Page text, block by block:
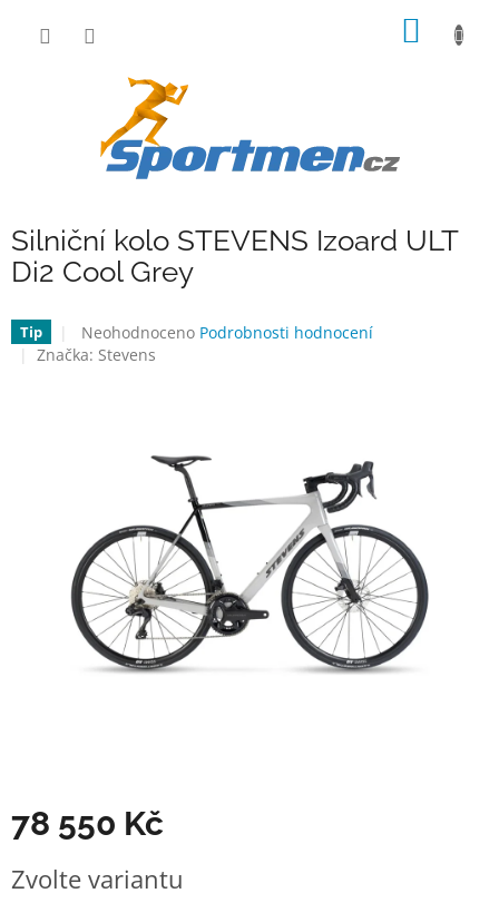
Silniční kolo STEVENS Izoard ULT
Di2 Cool Grey
Tip
Průměrné
hodnocení
Neohodnoceno Podrobnosti hodnocení
Značka: Stevens
78 550 Kč
cena:
Zvolte variantu